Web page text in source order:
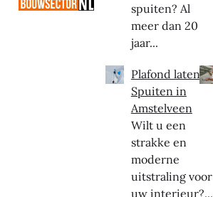
spuiten? Al
meer dan 20
jaar...
Plafond laten
Spuiten in
Amstelveen
Wilt u een
strakke en
moderne
uitstraling voor
uw interieur?...